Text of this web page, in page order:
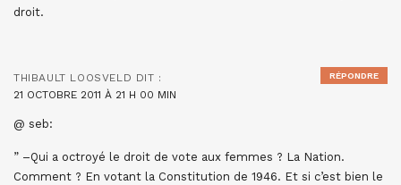
droit.
THIBAULT LOOSVELD DIT :
21 OCTOBRE 2011 À 21 H 00 MIN
@ seb:
” –Qui a octroyé le droit de vote aux femmes ? La Nation.
Comment ? En votant la Constitution de 1946. Et si c’est bien le
RÉPONDRE